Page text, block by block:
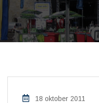
18 oktober 2011